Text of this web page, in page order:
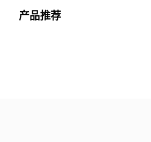
产品推荐